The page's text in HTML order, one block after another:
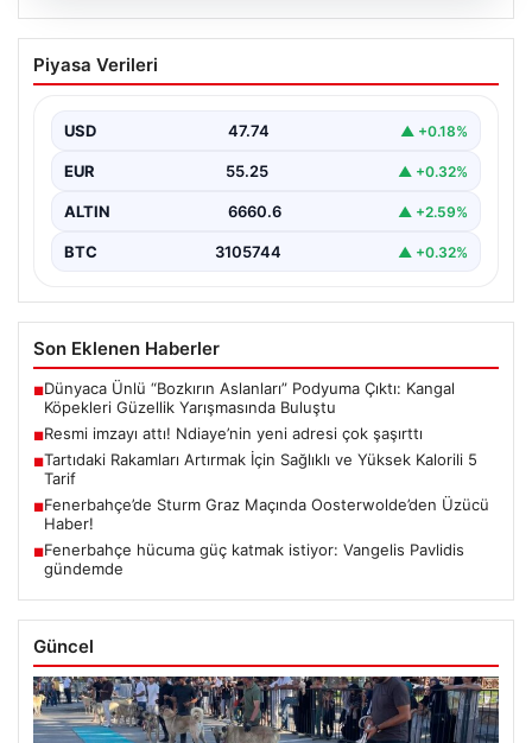
07.08.2026
Resmi imzayı attı! Ndiaye’nin yeni
adresi çok şaşırttı
Piyasa Verileri
USD 47.74 ▲ +0.18%
EUR 55.25 ▲ +0.32%
ALTIN 6660.6 ▲ +2.59%
BTC 3105744 ▲ +0.32%
Son Eklenen Haberler
■Dünyaca Ünlü “Bozkırın Aslanları” Podyuma Çıktı: Kangal
Köpekleri Güzellik Yarışmasında Buluştu
■Resmi imzayı attı! Ndiaye’nin yeni adresi çok şaşırttı
■Tartıdaki Rakamları Artırmak İçin Sağlıklı ve Yüksek Kalorili 5
Tarif
■Fenerbahçe’de Sturm Graz Maçında Oosterwolde’den Üzücü
Haber!
■Fenerbahçe hücuma güç katmak istiyor: Vangelis Pavlidis
gündemde
Güncel